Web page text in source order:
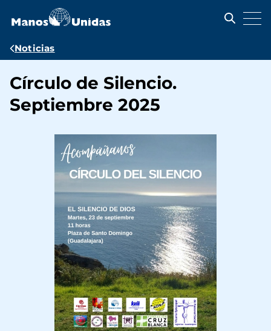
contenido
Ruta
navegación
Noticias
Círculo de Silencio.
Septiembre 2025